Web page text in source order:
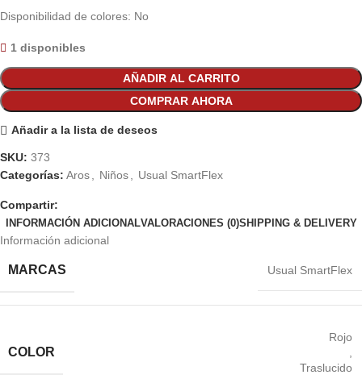
Disponibilidad de colores: No
1 disponibles
AÑADIR AL CARRITO
COMPRAR AHORA
Añadir a la lista de deseos
SKU: 373
Categorías: Aros Niños Usual SmartFlex
Compartir:
INFORMACIÓN ADICIONALVALORACIONES (0)SHIPPING & DELIVERY
Información adicional
MARCAS Usual SmartFlex
COLOR
Rojo
Traslucido